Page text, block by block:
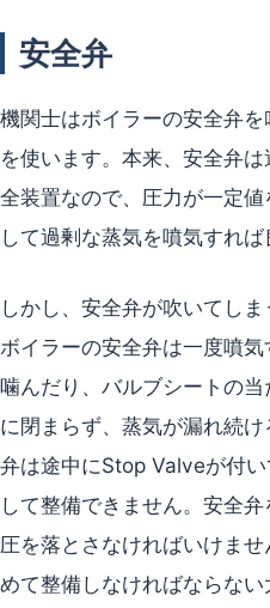
安全弁
機関士はボイラーの安全弁
を使います。本来、安全弁
全装置なので、圧力が一定
して過剰な蒸気を噴気すれば
しかし、安全弁が吹いてしま
ボイラーの安全弁は一度噴
噛んだり、バルブシートの
に閉まらず、蒸気が漏れ続
弁は途中にStop Valveが付
して整備できません。安全
圧を落とさなければいけま
めて整備しなければならな